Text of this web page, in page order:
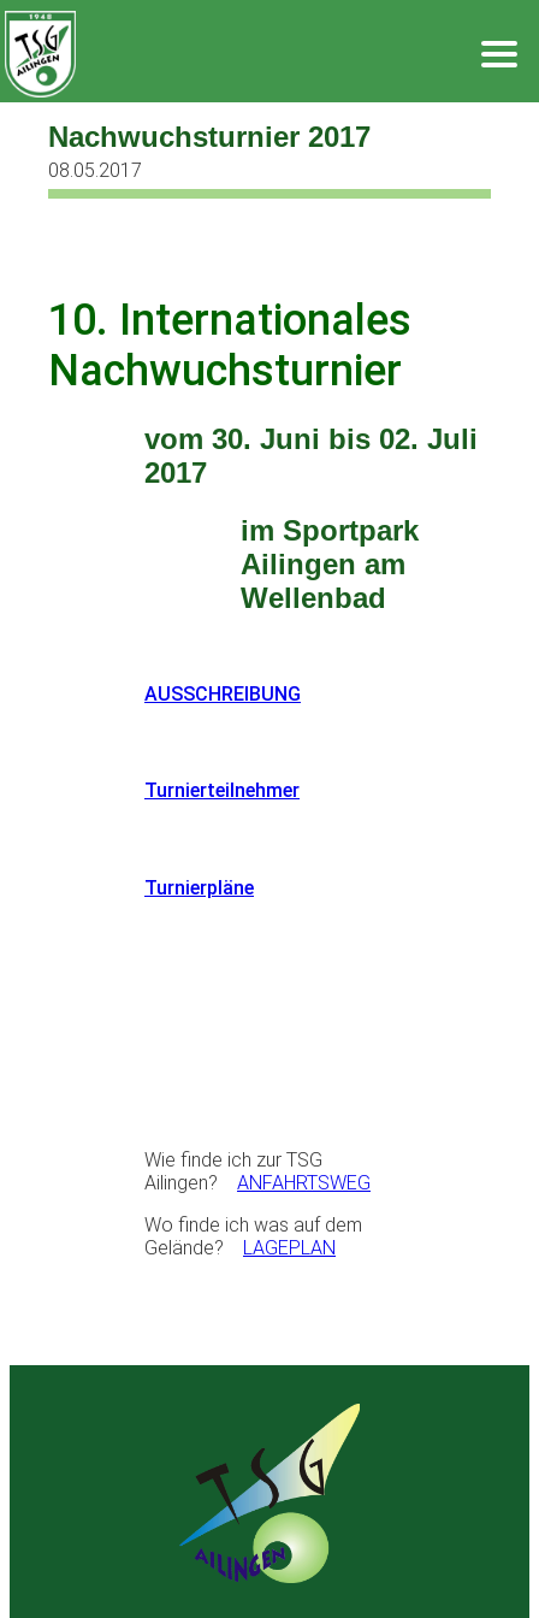
Zum
Inhalt
springen
Nachwuchsturnier 2017
08.05.2017
10. Internationales
Nachwuchsturnier
vom 30. Juni bis 02. Juli
2017
im Sportpark
Ailingen am
Wellenbad
AUSSCHREIBUNG
Turnierteilnehmer
Turnierpläne
Wie finde ich zur TSG
Ailingen? ANFAHRTSWEG
Wo finde ich was auf dem
Gelände? LAGEPLAN